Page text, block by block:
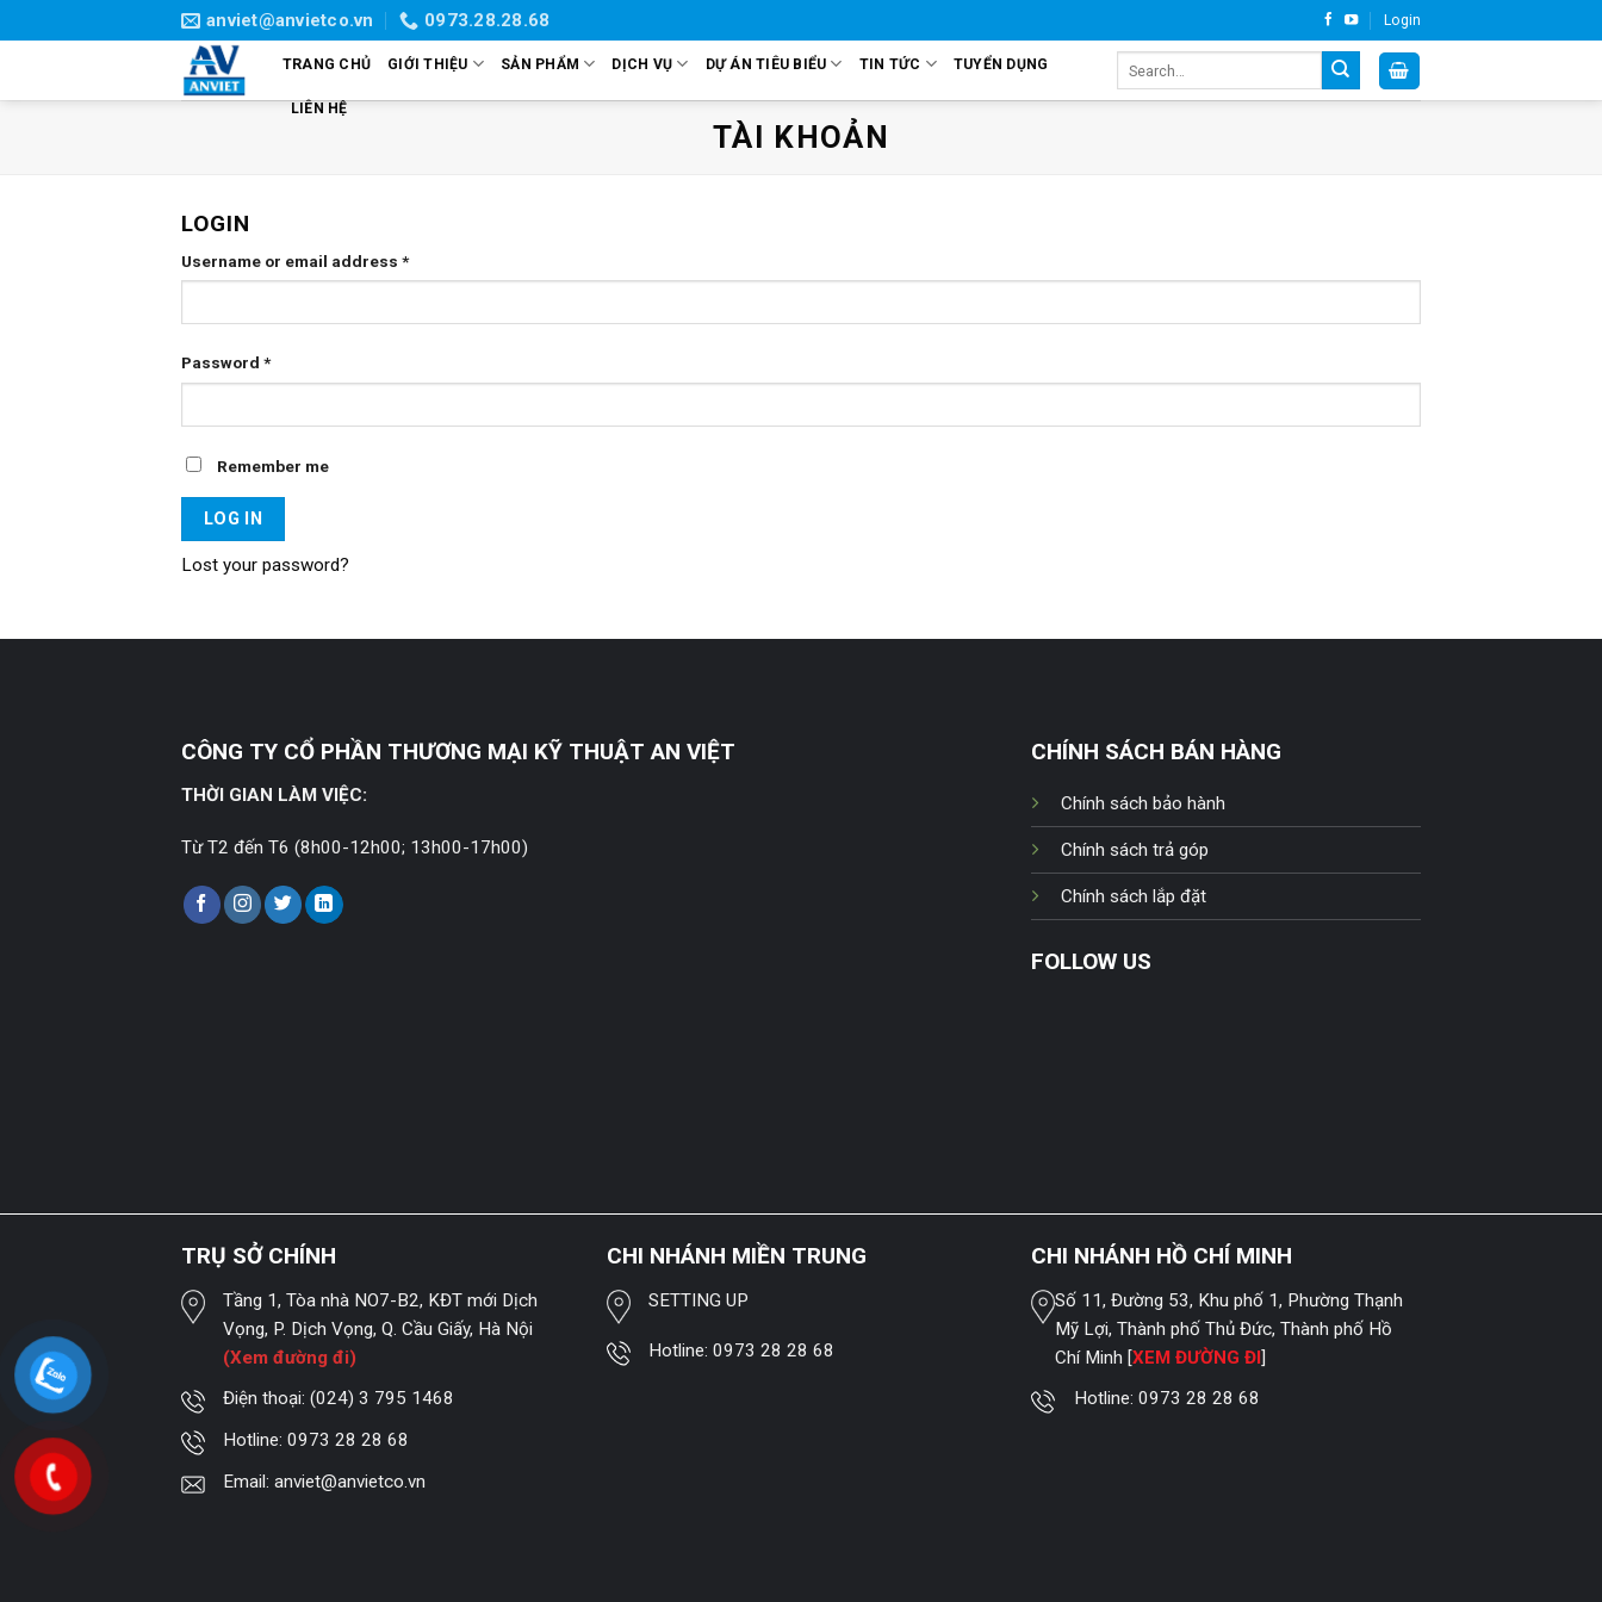
to
anviet@anvietco.vn 0973.28.28.68 Login
TRANG CHỦ GIỚI THIỆU SẢN PHẨM DỊCH VỤ DỰ ÁN TIÊU BIỂU TIN TỨC TUYỂN DỤNG
LIÊN HỆ
TÀI KHOẢN
LOGIN
Username or email address *
Password *
Remember me
LOG IN
Lost your password?
CÔNG TY CỔ PHẦN THƯƠNG MẠI KỸ THUẬT AN VIỆT
THỜI GIAN LÀM VIỆC:
Từ T2 đến T6 (8h00-12h00; 13h00-17h00)
CHÍNH SÁCH BÁN HÀNG
Chính sách bảo hành
Chính sách trả góp
Chính sách lắp đặt
FOLLOW US
TRỤ SỞ CHÍNH
Tầng 1, Tòa nhà NO7-B2, KĐT mới Dịch
Vọng, P. Dịch Vọng, Q. Cầu Giấy, Hà Nội
(Xem đường đi)
Điện thoại:(024) 3 795 1468
Hotline:0973 28 28 68
Email:anviet@anvietco.vn
CHI NHÁNH MIỀN TRUNG
SETTING UP
Hotline: 0973 28 28 68
CHI NHÁNH HỒ CHÍ MINH
Số 11, Đường 53, Khu phố 1, Phường Thạnh
Mỹ Lợi, Thành phố Thủ Đức, Thành phố Hồ
Chí Minh [XEM ĐƯỜNG ĐI
Hotline: 0973 28 28 68